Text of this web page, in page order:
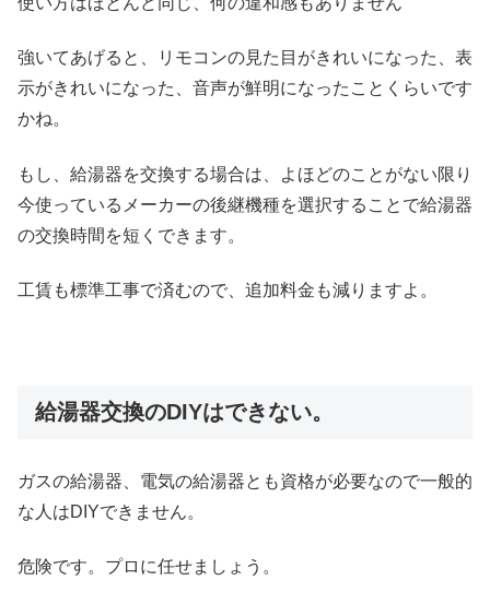
強いてあげると、リモコンの見た目がきれいになった、表
示がきれいになった、音声が鮮明になったことくらいです
かね。
もし、給湯器を交換する場合は、よほどのことがない限り
今使っているメーカーの後継機種を選択することで給湯器
の交換時間を短くできます。
工賃も標準工事で済むので、追加料金も減りますよ。
給湯器交換のDIYはできない。
ガスの給湯器、電気の給湯器とも資格が必要なので一般的
な人はDIYできません。
危険です。プロに任せましょう。